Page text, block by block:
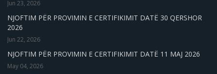
Jun 23, 2026
NJOFTIM PËR PROVIMIN E CERTIFIKIMIT DATË 30 QERSHOR
2026
Jun 22, 2026
NJOFTIM PËR PROVIMIN E CERTIFIKIMIT DATË 11 MAJ 2026
May 04, 2026